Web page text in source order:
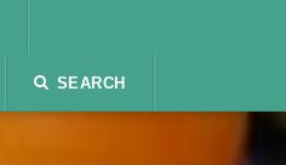
SEARCH